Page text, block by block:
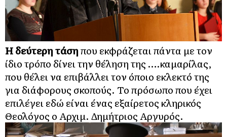
Η δεύτερη τάσηπου εκφράζεται πάντα με τον
ίδιο τρόπο δίνει την θέληση της ….καμαρίλας,
που θέλει να επιβάλλει τον όποιο εκλεκτό της
για διάφορους σκοπούς. Το πρόσωπο που έχει
επιλέγει εδώ είναι ένας εξαίρετος κληρικός
Θεολόγος ο Αρχιμ. Δημήτριος Αργυρός.